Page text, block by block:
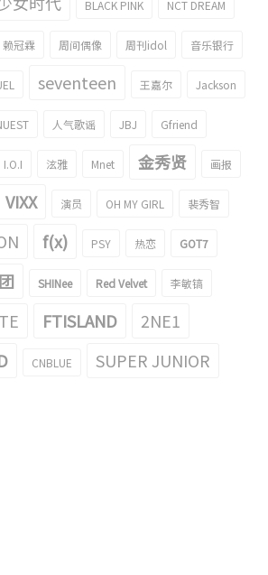
BLACK PINK NCT DREAM
赖冠霖 周间偶像 周刊idol 音乐银行
seventeen 王嘉尔 Jackson
人气歌谣 JBJ Gfriend
I.O.I 泫雅 Mnet 金秀贤 画报
VIXX 演员 OH MY GIRL 裴秀智
f(x) PSY 热恋 GOT7
SHINee Red Velvet 李敏镐
FTISLAND
2NE1
CNBLUE SUPER JUNIOR